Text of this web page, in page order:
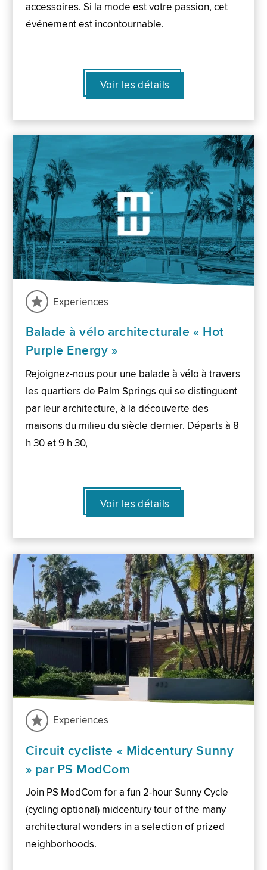
accessoires. Si la mode est votre passion, cet
événement est incontournable.
Voir les détails
Experiences
Balade à vélo architecturale « Hot
Purple Energy »
Rejoignez-nous pour une balade à vélo à travers
les quartiers de Palm Springs qui se distinguent
par leur architecture, à la découverte des
maisons du milieu du siècle dernier. Départs à 8
h 30 et 9 h 30,
Voir les détails
Experiences
Circuit cycliste « Midcentury Sunny
» par PS ModCom
Join PS ModCom for a fun 2-hour Sunny Cycle
(cycling optional) midcentury tour of the many
architectural wonders in a selection of prized
neighborhoods.